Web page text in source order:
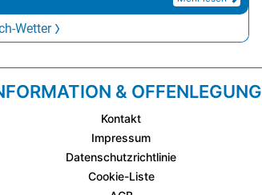
Wetter
& OFFENLEGUNG
Kontakt
Impressum
Datenschutzrichtlinie
Cookie-Liste